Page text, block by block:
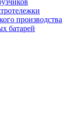
производства
батарей